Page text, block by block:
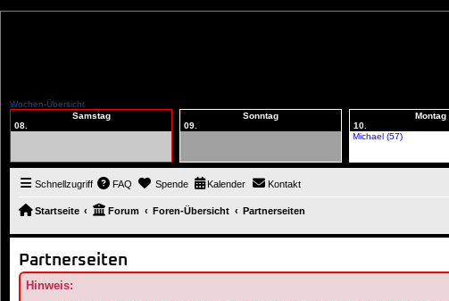
Wochen-Übersicht
Samstag
08.
Sonntag
09.
Montag
10.
Michael (57)
Schnellzugriff FAQ Spende Kalender Kontakt
Startseite Forum Foren-Übersicht Partnerseiten
Partnerseiten
Hinweis: